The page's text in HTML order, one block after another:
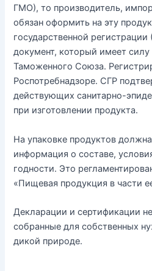
ГМО), то производитель,
обязан оформить на эту
государственной
документ, который имеет
Таможенного Союза.
Роспотребнадзоре. СГР
действующих санитарно-
при изготовлении продукта.
На упаковке продуктов
информация о составе,
годности. Это
«Пищевая продукция в части
Декларации и сертификации
собранные для собственных
дикой природе.